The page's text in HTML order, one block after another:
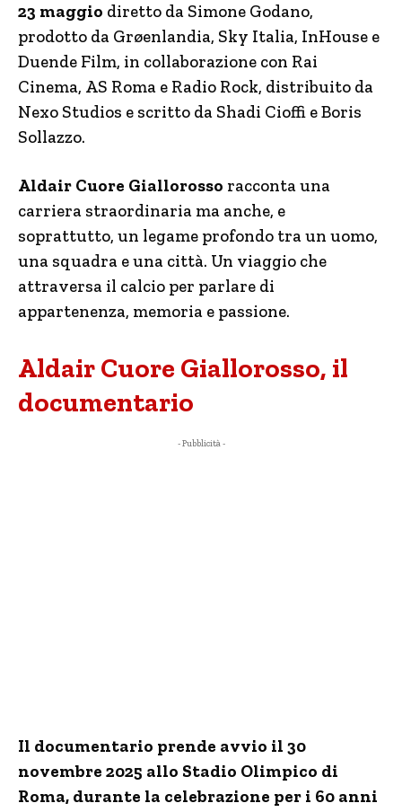
23 maggio diretto da Simone Godano,
prodotto da Grøenlandia, Sky Italia, InHouse e
Duende Film, in collaborazione con Rai
Cinema, AS Roma e Radio Rock, distribuito da
Nexo Studios e scritto da Shadi Cioffi e Boris
Sollazzo.
Aldair Cuore Giallorosso racconta una
carriera straordinaria ma anche, e
soprattutto, un legame profondo tra un uomo,
una squadra e una città. Un viaggio che
attraversa il calcio per parlare di
appartenenza, memoria e passione.
Aldair Cuore Giallorosso, il
documentario
- Pubblicità -
Il documentario prende avvio il 30
novembre 2025 allo Stadio Olimpico di
Roma, durante la celebrazione per i 60 anni